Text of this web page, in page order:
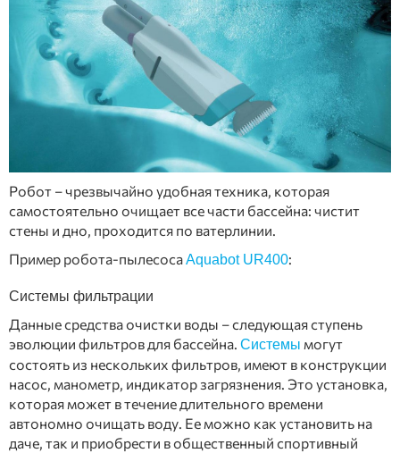
Робот – чрезвычайно удобная техника, которая
самостоятельно очищает все части бассейна: чистит
стены и дно, проходится по ватерлинии.
Пример робота-пылесосаAquabot UR400:
Системы фильтрации
Данные средства очистки воды – следующая ступень
эволюции фильтров для бассейна. Системы могут
состоять из нескольких фильтров, имеют в конструкции
насос, манометр, индикатор загрязнения. Это установка,
которая может в течение длительного времени
автономно очищать воду. Ее можно как установить на
даче, так и приобрести в общественный спортивный